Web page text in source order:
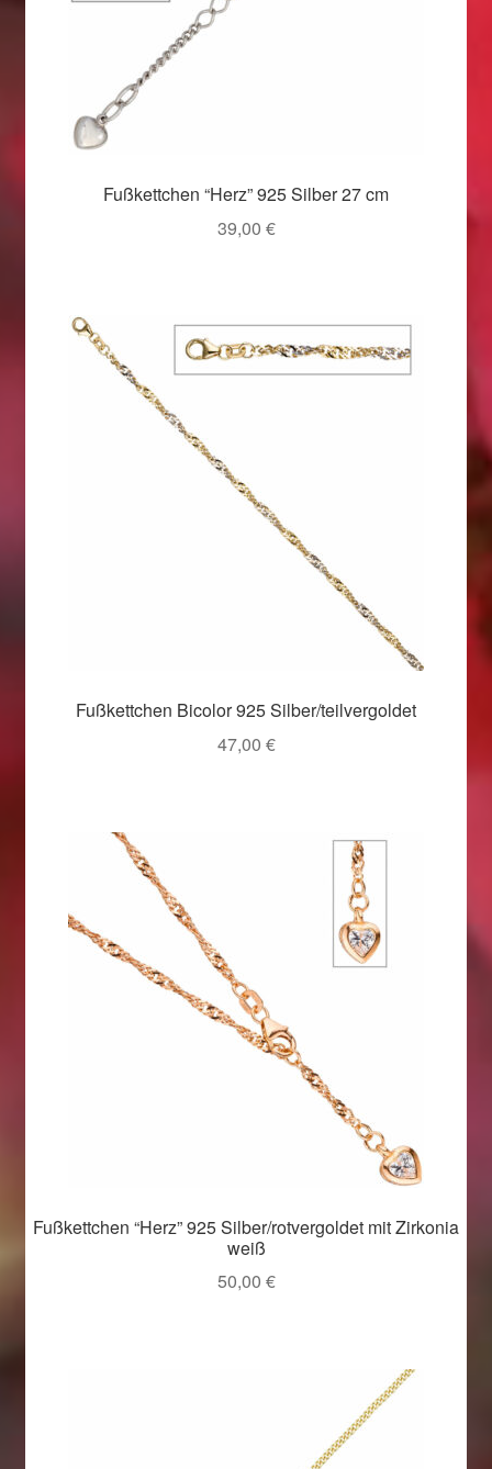
Fußkettchen “Herz” 925 Silber 27 cm
39,00 €
Fußkettchen Bicolor 925 Silber/teilvergoldet
47,00 €
Fußkettchen “Herz” 925 Silber/rotvergoldet mit Zirkonia
weiß
50,00 €